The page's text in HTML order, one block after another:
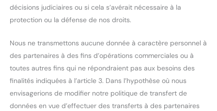
décisions judiciaires ou si cela s’avérait nécessaire à la
protection ou la défense de nos droits.
Nous ne transmettons aucune donnée à caractère personnel à
des partenaires à des fins d’opérations commerciales ou à
toutes autres fins qui ne répondraient pas aux besoins des
finalités indiquées à l’article 3. Dans l’hypothèse où nous
envisagerions de modifier notre politique de transfert de
données en vue d’effectuer des transferts à des partenaires